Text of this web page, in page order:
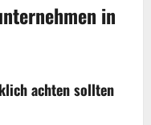
in
achten sollten